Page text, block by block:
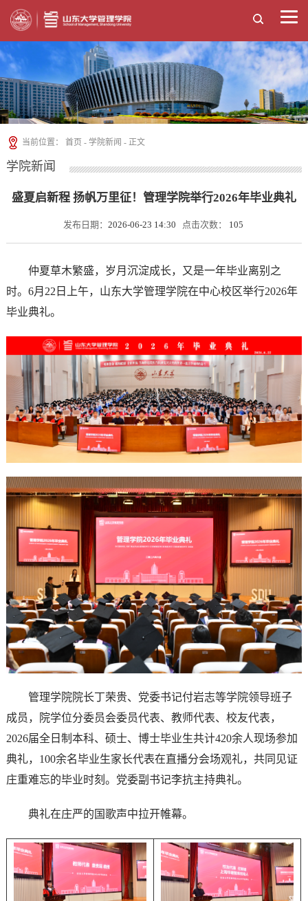
当前位置： 首页 -学院新闻 - 正文
学院新闻
盛夏启新程 扬帆万里征！管理学院举行2026年毕业典礼
发布日期： 2026-06-23 14:30 点击次数： 105
仲夏草木繁盛，岁月沉淀成长，又是一年毕业离别之
时。6月22日上午，山东大学管理学院在中心校区举行2026年
毕业典礼。
管理学院院长丁荣贵、党委书记付岩志等学院领导班子
成员，院学位分委员会委员代表、教师代表、校友代表，
2026届全日制本科、硕士、博士毕业生共计420余人现场参加
典礼，100余名毕业生家长代表在直播分会场观礼，共同见证
庄重难忘的毕业时刻。党委副书记李抗主持典礼。
典礼在庄严的国歌声中拉开帷幕。